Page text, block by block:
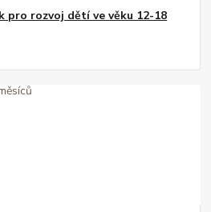
pro rozvoj dětí ve věku 12-18